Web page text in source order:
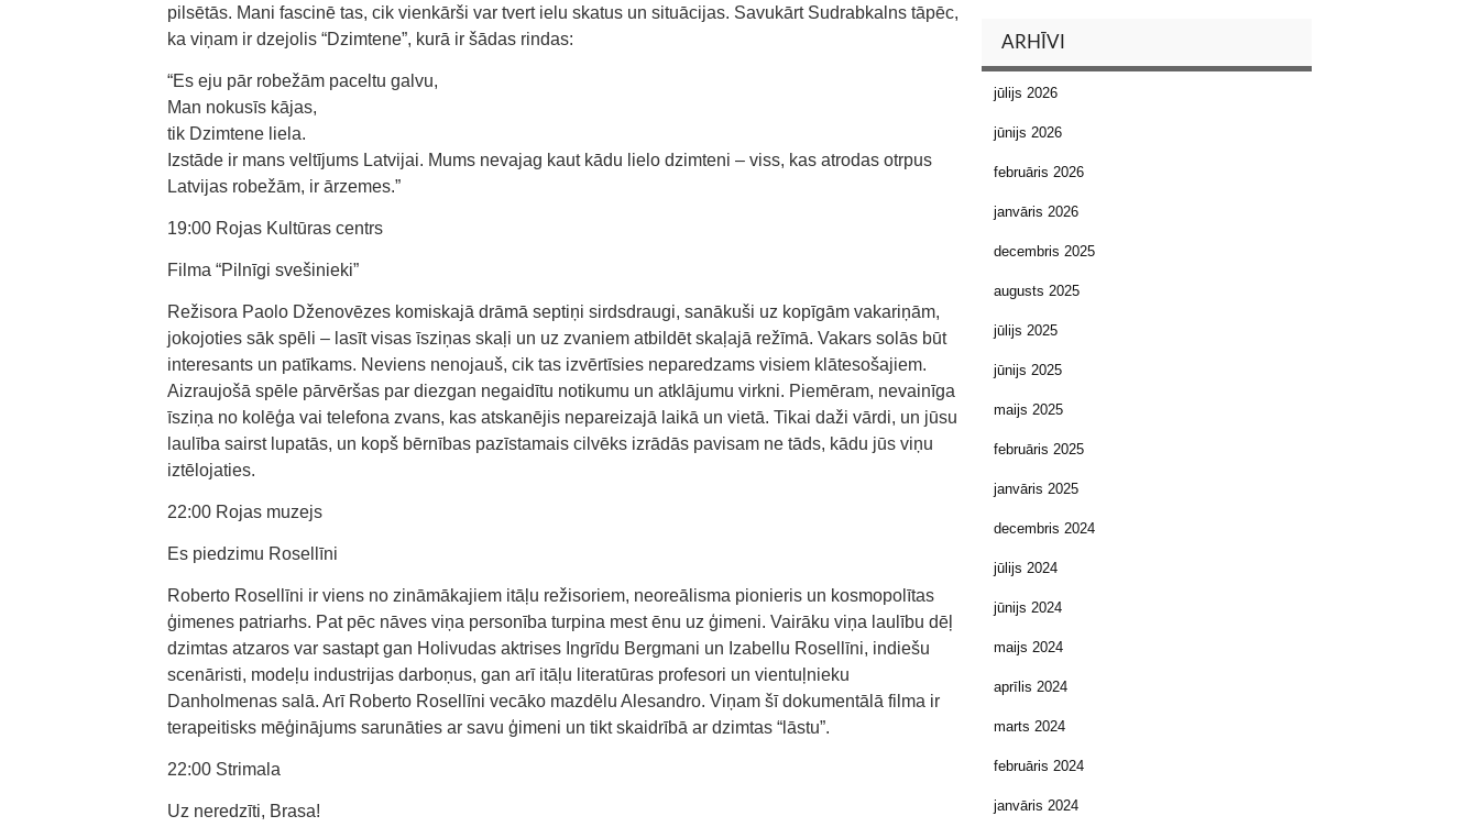
pilsētās. Mani fascinē tas, cik vienkārši var tvert ielu skatus un situācijas. Savukārt Sudrabkalns tāpēc,
ka viņam ir dzejolis “Dzimtene”, kurā ir šādas rindas:
“Es eju pār robežām paceltu galvu,
Man nokusīs kājas,
tik Dzimtene liela.
Izstāde ir mans veltījums Latvijai. Mums nevajag kaut kādu lielo dzimteni – viss, kas atrodas otrpus
Latvijas robežām, ir ārzemes.”
19:00 Rojas Kultūras centrs
Filma “Pilnīgi svešinieki”
Režisora Paolo Dženovēzes komiskajā drāmā septiņi sirdsdraugi, sanākuši uz kopīgām vakariņām,
jokojoties sāk spēli – lasīt visas īsziņas skaļi un uz zvaniem atbildēt skaļajā režīmā. Vakars solās būt
interesants un patīkams. Neviens nenojauš, cik tas izvērtīsies neparedzams visiem klātesošajiem.
Aizraujošā spēle pārvēršas par diezgan negaidītu notikumu un atklājumu virkni. Piemēram, nevainīga
īsziņa no kolēģa vai telefona zvans, kas atskanējis nepareizajā laikā un vietā. Tikai daži vārdi, un jūsu
laulība sairst lupatās, un kopš bērnības pazīstamais cilvēks izrādās pavisam ne tāds, kādu jūs viņu
iztēlojaties.
22:00 Rojas muzejs
Es piedzimu Rosellīni
Roberto Rosellīni ir viens no zināmākajiem itāļu režisoriem, neoreālisma pionieris un kosmopolītas
ģimenes patriarhs. Pat pēc nāves viņa personība turpina mest ēnu uz ģimeni. Vairāku viņa laulību dēļ
dzimtas atzaros var sastapt gan Holivudas aktrises Ingrīdu Bergmani un Izabellu Rosellīni, indiešu
scenāristi, modeļu industrijas darboņus, gan arī itāļu literatūras profesori un vientuļnieku
Danholmenas salā. Arī Roberto Rosellīni vecāko mazdēlu Alesandro. Viņam šī dokumentālā filma ir
terapeitisks mēģinājums sarunāties ar savu ģimeni un tikt skaidrībā ar dzimtas “lāstu”.
22:00 Strimala
Uz neredzīti, Brasa!
ARHĪVI
jūlijs 2026
jūnijs 2026
februāris 2026
janvāris 2026
decembris 2025
augusts 2025
jūlijs 2025
jūnijs 2025
maijs 2025
februāris 2025
janvāris 2025
decembris 2024
jūlijs 2024
jūnijs 2024
maijs 2024
aprīlis 2024
marts 2024
februāris 2024
janvāris 2024